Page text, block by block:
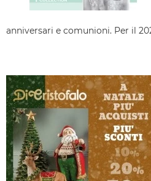
anniversari e comunioni. Per il